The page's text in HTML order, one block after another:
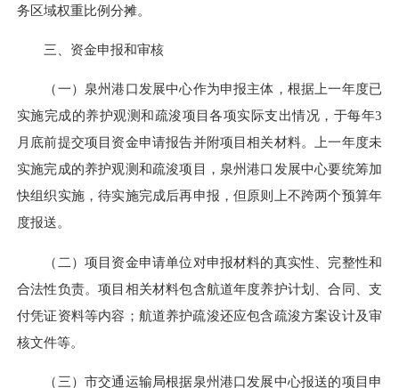
务区域权重比例分摊。
三、资金申报和审核
（一）泉州港口发展中心作为申报主体，根据上一年度已
实施完成的养护观测和疏浚项目各项实际支出情况，于每年3
月底前提交项目资金申请报告并附项目相关材料。上一年度未
实施完成的养护观测和疏浚项目，泉州港口发展中心要统筹加
快组织实施，待实施完成后再申报，但原则上不跨两个预算年
度报送。​
（二）项目资金申请单位对申报材料的真实性、完整性和
合法性负责。项目相关材料包含航道年度养护计划、合同、支
付凭证资料等内容；航道养护疏浚还应包含疏浚方案设计及审
核文件等。
（三）市交通运输局根据泉州港口发展中心报送的项目申